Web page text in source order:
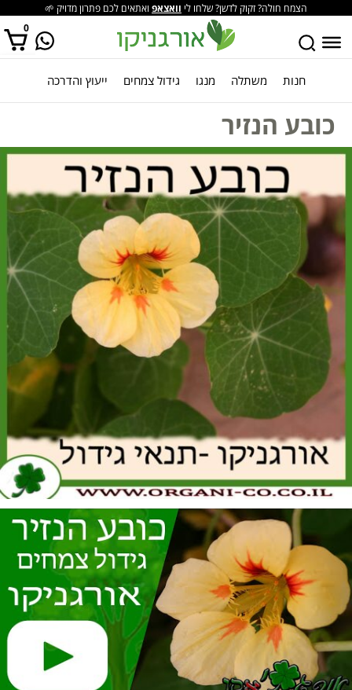
הצמח חולה? זקוק לדשן? שלחו לי וואצאפ ואתאים לכם פתרון מדויק 🌱
0
אין מוצרים בסל הקניות. חנות משתלה מנגו גידול צמחים ייעוץ והדרכה
כובע הנזיר